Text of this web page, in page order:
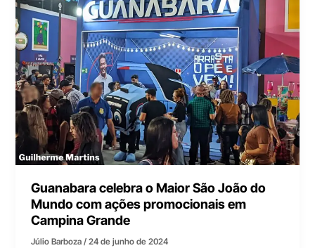
Guanabara celebra o Maior São João do
Mundo com ações promocionais em
Campina Grande
Júlio Barboza/24 de junho de 2024